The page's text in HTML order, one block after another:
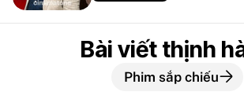
Bài viết thịnh
Phim sắp chiếu